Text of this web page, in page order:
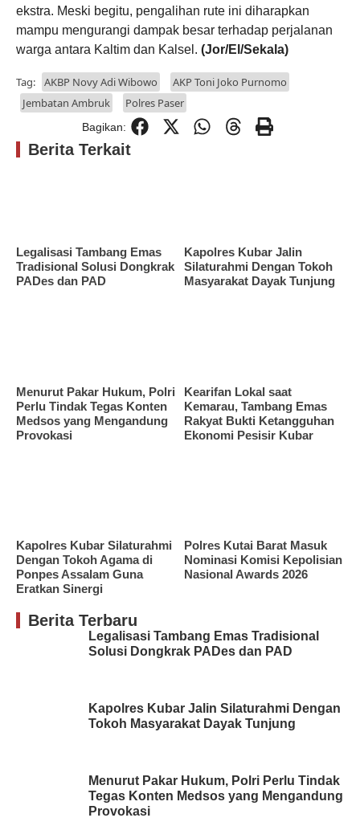
ekstra. Meski begitu, pengalihan rute ini diharapkan
mampu mengurangi dampak besar terhadap perjalanan
warga antara Kaltim dan Kalsel. (Jor/El/Sekala)
Tag: AKBP Novy Adi Wibowo
AKP Toni Joko Purnomo
Jembatan Ambruk
Polres Paser
Bagikan:
Berita Terkait
Legalisasi Tambang Emas
Tradisional Solusi Dongkrak
PADes dan PAD
Kapolres Kubar Jalin
Silaturahmi Dengan Tokoh
Masyarakat Dayak Tunjung
Menurut Pakar Hukum, Polri
Perlu Tindak Tegas Konten
Medsos yang Mengandung
Provokasi
Kearifan Lokal saat
Kemarau, Tambang Emas
Rakyat Bukti Ketangguhan
Ekonomi Pesisir Kubar
Kapolres Kubar Silaturahmi
Dengan Tokoh Agama di
Ponpes Assalam Guna
Eratkan Sinergi
Polres Kutai Barat Masuk
Nominasi Komisi Kepolisian
Nasional Awards 2026
Berita Terbaru
Legalisasi Tambang Emas Tradisional
Solusi Dongkrak PADes dan PAD
Kapolres Kubar Jalin Silaturahmi Dengan
Tokoh Masyarakat Dayak Tunjung
Menurut Pakar Hukum, Polri Perlu Tindak
Tegas Konten Medsos yang Mengandung
Provokasi